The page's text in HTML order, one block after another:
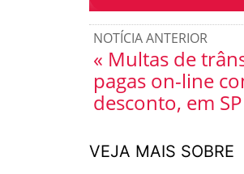
NOTÍCIA ANTERIOR
« Multas de
pagas on-line
desconto, em SP
VEJA MAIS SOBRE